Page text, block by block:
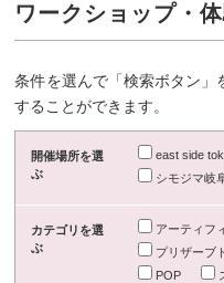
ワークショップ・
条件を選んで「検索ボタン」
することができます。
開催場所を選
ぶ
east side
シモジマ岐
カテゴリを選
ぶ
アーティフ
プリザーブ
POP